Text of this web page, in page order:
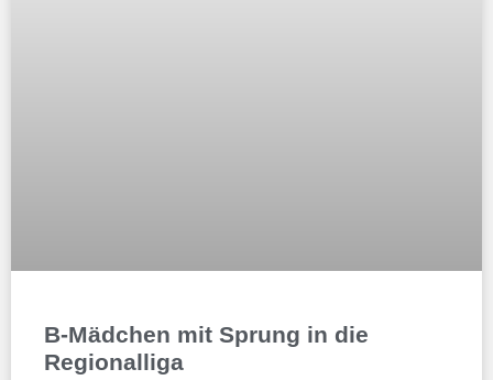
B-Mädchen mit Sprung in die
Regionalliga